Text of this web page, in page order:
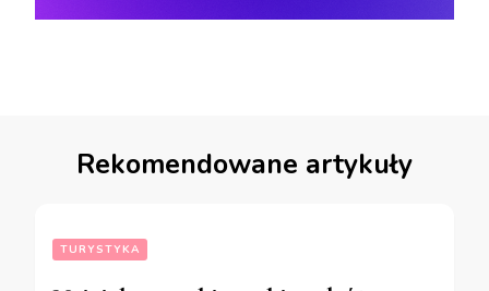
Rekomendowane artykuły
TURYSTYKA